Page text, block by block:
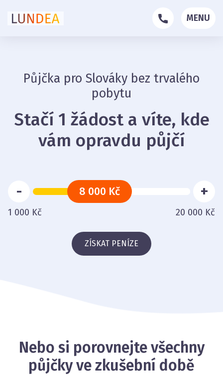
MENU
Půjčka pro Slováky bez trvalého
pobytu
Stačí 1 žádost a víte, kde
vám opravdu půjčí
8 000 Kč
- +
1 000 Kč 20 000 Kč
ZÍSKAT PENÍZE
Nebo si porovnejte všechny
půjčky ve zkušební době